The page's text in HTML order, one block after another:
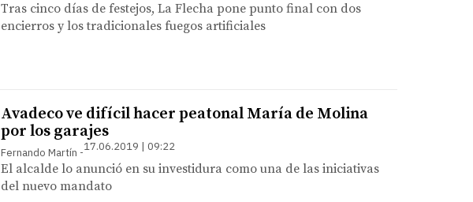
Tras cinco días de festejos, La Flecha pone punto final con dos
encierros y los tradicionales fuegos artificiales
Avadeco ve difícil hacer peatonal María de Molina
por los garajes
Fernando Martín 17.06.2019 | 09:22
El alcalde lo anunció en su investidura como una de las iniciativas
del nuevo mandato